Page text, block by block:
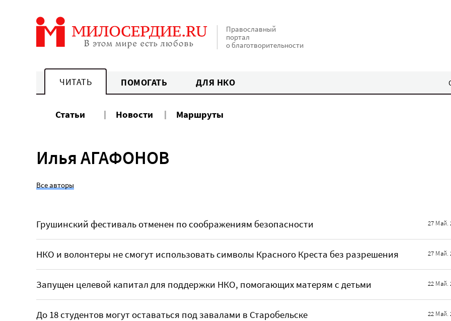
Православный
портал
о благотворительности
ЧИТАТЬ ПОМОГАТЬ ДЛЯ НКО
Статьи Новости Маршруты
Илья АГАФОНОВ
Все авторы
Грушинский фестиваль отменен по соображениям безопасности 27 Май.
НКО и волонтеры не смогут использовать символы Красного Креста без разрешения 27 Май.
Запущен целевой капитал для поддержки НКО, помогающих матерям с детьми 22 Май.
До 18 студентов могут оставаться под завалами в Старобельске 22 Май.